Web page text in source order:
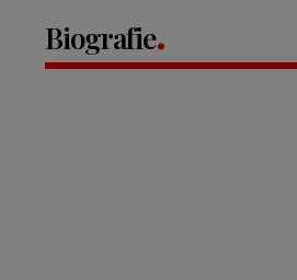
Biografie